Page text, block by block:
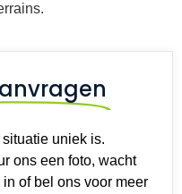
uniek is.
ons een foto, wacht
of bel ons voor meer